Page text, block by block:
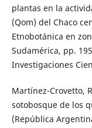
plantas en la
(Qom) del Chaco
Etnobotánica en
Sudamérica, pp.
Investigaciones
Martínez-Crovetto,
sotobosque de los
(República